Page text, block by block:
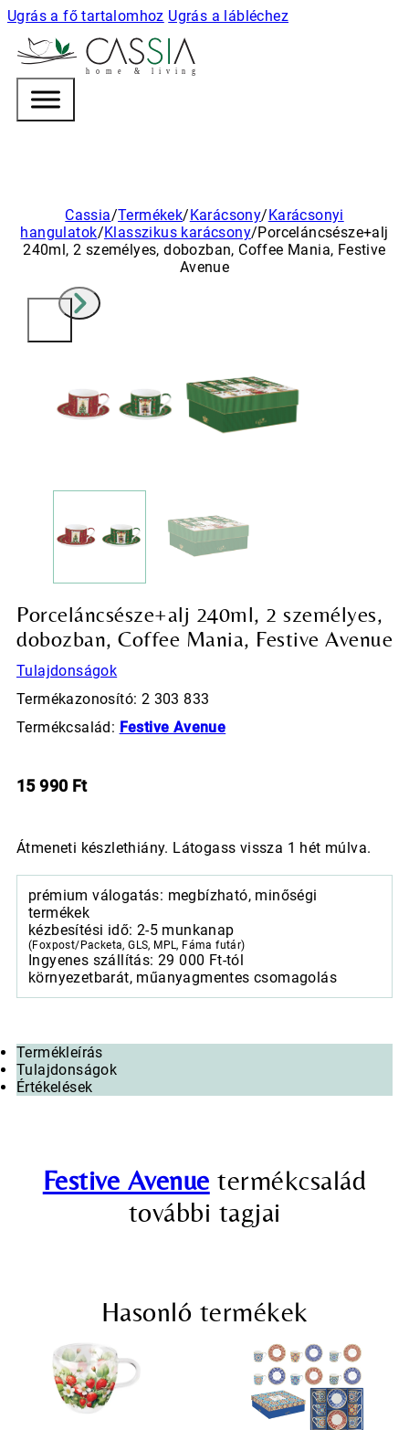
Ugrás a fő tartalomhoz Ugrás a lábléchez
h o m e & l i v i n g
Cassia/Termékek/Karácsony/Karácsonyi
hangulatok/Klasszikus karácsony/Porceláncsésze+alj
240ml, 2 személyes, dobozban, Coffee Mania, Festive
Avenue
Porceláncsésze+alj 240ml, 2 személyes,
dobozban, Coffee Mania, Festive Avenue
Tulajdonságok
Termékazonosító: 2 303 833
Termékcsalád: Festive Avenue
15 990 Ft
Átmeneti készlethiány. Látogass vissza 1 hét múlva.
prémium válogatás: megbízható, minőségi
termékek
kézbesítési idő: 2-5 munkanap
(Foxpost/Packeta, GLS, MPL, Fáma futár)
Ingyenes szállítás: 29 000 Ft-tól
környezetbarát, műanyagmentes csomagolás
Termékleírás
Tulajdonságok
Értékelések
Festive Avenue termékcsalád
további tagjai
Hasonló termékek